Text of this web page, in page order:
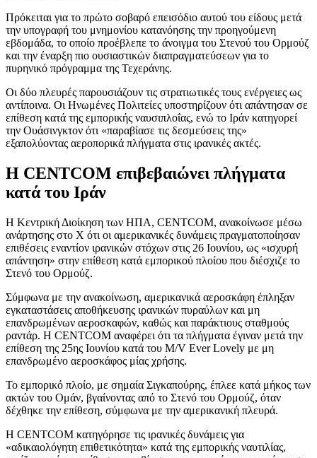
Πρόκειται για το πρώτο σοβαρό επεισόδιο αυτού του είδους μετά
την υπογραφή του μνημονίου κατανόησης την προηγούμενη
εβδομάδα, το οποίο προέβλεπε το άνοιγμα του Στενού του Ορμούζ
και την έναρξη πιο ουσιαστικών διαπραγματεύσεων για το
πυρηνικό πρόγραμμα της Τεχεράνης.
Οι δύο πλευρές παρουσιάζουν τις στρατιωτικές τους ενέργειες ως
αντίποινα. Οι Ηνωμένες Πολιτείες υποστηρίζουν ότι απάντησαν σε
επίθεση κατά της εμπορικής ναυσιπλοΐας, ενώ το Ιράν κατηγορεί
την Ουάσινγκτον ότι «παραβίασε τις δεσμεύσεις της»
εξαπολύοντας αεροπορικά πλήγματα στις ιρανικές ακτές.
Η CENTCOM επιβεβαιώνει πλήγματα
κατά του Ιράν
Η Κεντρική Διοίκηση των ΗΠΑ, CENTCOM, ανακοίνωσε μέσω
ανάρτησης στο X ότι οι αμερικανικές δυνάμεις πραγματοποίησαν
επιθέσεις εναντίον ιρανικών στόχων στις 26 Ιουνίου, ως «ισχυρή
απάντηση» στην επίθεση κατά εμπορικού πλοίου που διέσχιζε το
Στενό του Ορμούζ.
Σύμφωνα με την ανακοίνωση, αμερικανικά αεροσκάφη έπληξαν
εγκαταστάσεις αποθήκευσης ιρανικών πυραύλων και μη
επανδρωμένων αεροσκαφών, καθώς και παράκτιους σταθμούς
ραντάρ. Η CENTCOM αναφέρει ότι τα πλήγματα έγιναν μετά την
επίθεση της 25ης Ιουνίου κατά του M/V Ever Lovely με μη
επανδρωμένο αεροσκάφος μίας χρήσης.
Το εμπορικό πλοίο, με σημαία Σιγκαπούρης, έπλεε κατά μήκος των
ακτών του Ομάν, βγαίνοντας από το Στενό του Ορμούζ, όταν
δέχθηκε την επίθεση, σύμφωνα με την αμερικανική πλευρά.
Η CENTCOM κατηγόρησε τις ιρανικές δυνάμεις για
«αδικαιολόγητη επιθετικότητα» κατά της εμπορικής ναυτιλίας,